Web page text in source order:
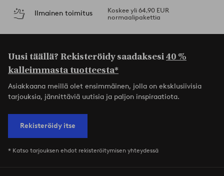
Ilmainen toimitus
Koskee yli 64,90 EUR
normaalipakettia
Uusi täällä? Rekisteröidy saadaksesi40 %
kalleimmasta tuotteesta*
Asiakkaana meillä olet ensimmäinen, jolla on eksklusiivisia
tarjouksia, jännittäviä uutisia ja paljon inspiraatiota.
Rekisteröidy itse
* Katso tarjouksen ehdot rekisteröitymisen yhteydessä